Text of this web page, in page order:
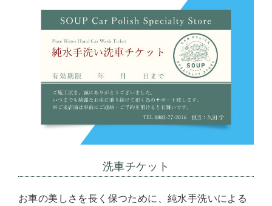
洗車チケット
お車の美しさを長く保つために、純水手洗いによる